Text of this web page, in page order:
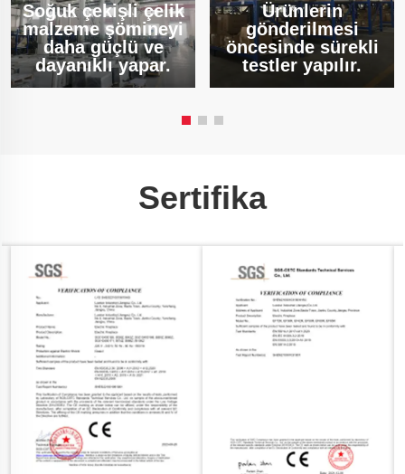
Soğuk çekişli çelik
malzeme şömineyi
daha güçlü ve
dayanıklı yapar.
Ürünlerin
gönderilmesi
öncesinde sürekli
testler yapılır.
Sertifika